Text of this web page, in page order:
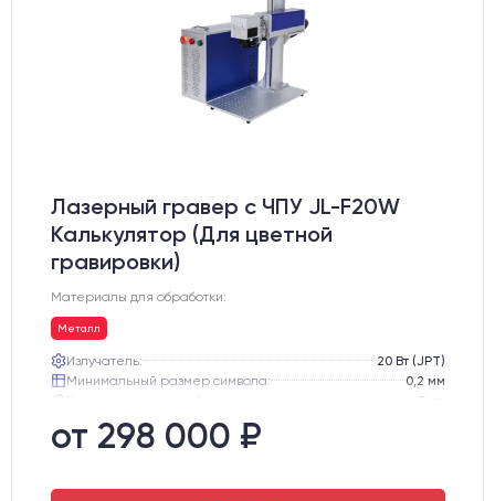
Лазерный гравер с ЧПУ JL-F20W
Калькулятор (Для цветной
гравировки)
Материалы для обработки:
Металл
Излучатель:
20 Вт (JPT)
Минимальный размер символа:
0,2 мм
Есть
Вес нетто:
Вес брутто:
от 298 000 ₽